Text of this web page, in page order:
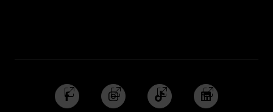
Följ
oss
Följ
oss
Följ
oss
Följ
oss